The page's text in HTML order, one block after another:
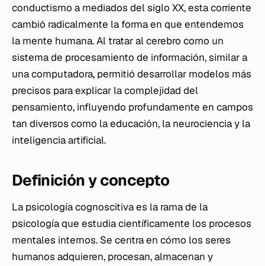
conductismo a mediados del siglo XX, esta corriente
cambió radicalmente la forma en que entendemos
la mente humana. Al tratar al cerebro como un
sistema de procesamiento de información, similar a
una computadora, permitió desarrollar modelos más
precisos para explicar la complejidad del
pensamiento, influyendo profundamente en campos
tan diversos como la educación, la neurociencia y la
inteligencia artificial.
Definición y concepto
La psicología cognoscitiva es la rama de la
psicología que estudia científicamente los procesos
mentales internos. Se centra en cómo los seres
humanos adquieren, procesan, almacenan y